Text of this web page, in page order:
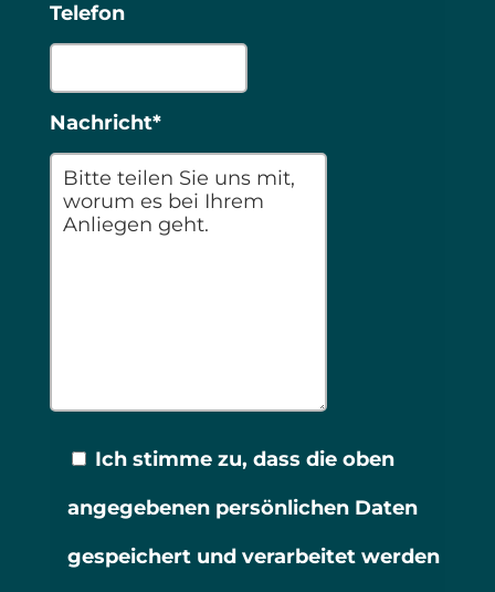
Telefon
Nachricht*
Ich stimme zu, dass die oben
angegebenen persönlichen Daten
gespeichert und verarbeitet werden